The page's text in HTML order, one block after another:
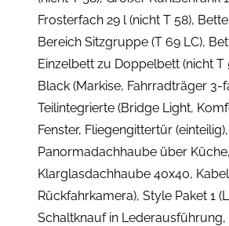
Frosterfach 29 l (nicht T 58),
Bereich Sitzgruppe (T 69 LC),
Einzelbett zu Doppelbett (nicht T
Black (Markise, Fahrradträger 3-
Teilintegrierte (Bridge Light,
Fenster, Fliegengittertür (einteilig),
Panormadachhaube über Küche,
Klarglasdachhaube 40x40,
Rückfahrkamera), Style Paket 1
Schaltknauf in